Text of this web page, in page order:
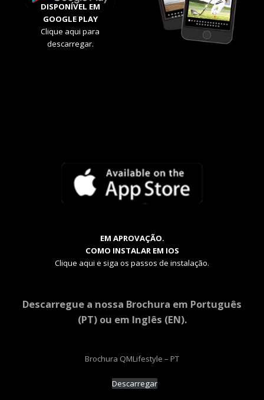
DISPONÍVEL EM
GOOGLE PLAY
Clique aqui para
descarregar.
EM APROVAÇÃO.
COMO INSTALAR EM IOS
Clique aqui e siga os passos de instalação.
Descarregue a nossa Brochura em Português
(PT) ou em Inglês (EN).
Brochura QMLifestyle – PT
Descarregar